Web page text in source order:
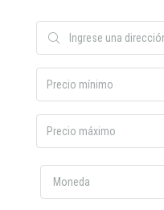
Moneda